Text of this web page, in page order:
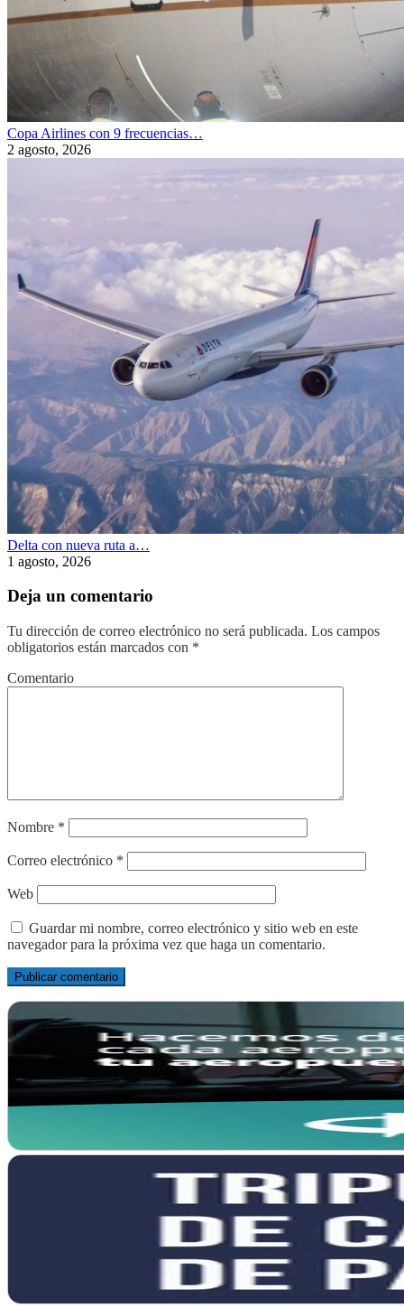
Copa Airlines con 9 frecuencias…
2 agosto, 2026
Delta con nueva ruta a…
1 agosto, 2026
Deja un comentario
Tu dirección de correo electrónico no será publicada. Los campos
obligatorios están marcados con *
Comentario
Nombre *
Correo electrónico *
Web
Guardar mi nombre, correo electrónico y sitio web en este
navegador para la próxima vez que haga un comentario.